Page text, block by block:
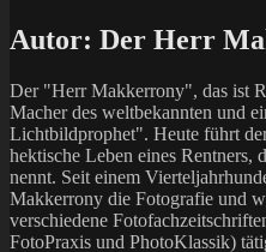
Autor: Der Herr
Der "Herr Makkerrony", das ist
Macher des weltbekannten und
Lichtbildprophet". Heute führt
hektische Leben eines Rentners,
nennt. Seit einem
Makkerrony die Fotografie und
verschiedene
FotoPraxis und PhotoKlassik)